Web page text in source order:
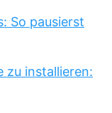
So pausierst
zu installieren: